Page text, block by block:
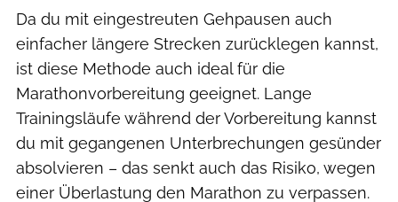
Da du mit eingestreuten Gehpausen auch
einfacher längere Strecken zurücklegen kannst,
ist diese Methode auch ideal für die
Marathonvorbereitung geeignet. Lange
Trainingsläufe während der Vorbereitung kannst
du mit gegangenen Unterbrechungen gesünder
absolvieren – das senkt auch das Risiko, wegen
einer Überlastung den Marathon zu verpassen.